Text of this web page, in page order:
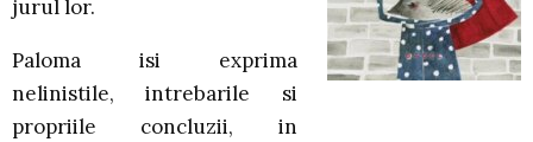
jurul lor.
Paloma isi exprima
nelinistile, intrebarile si
propriile concluzii, in